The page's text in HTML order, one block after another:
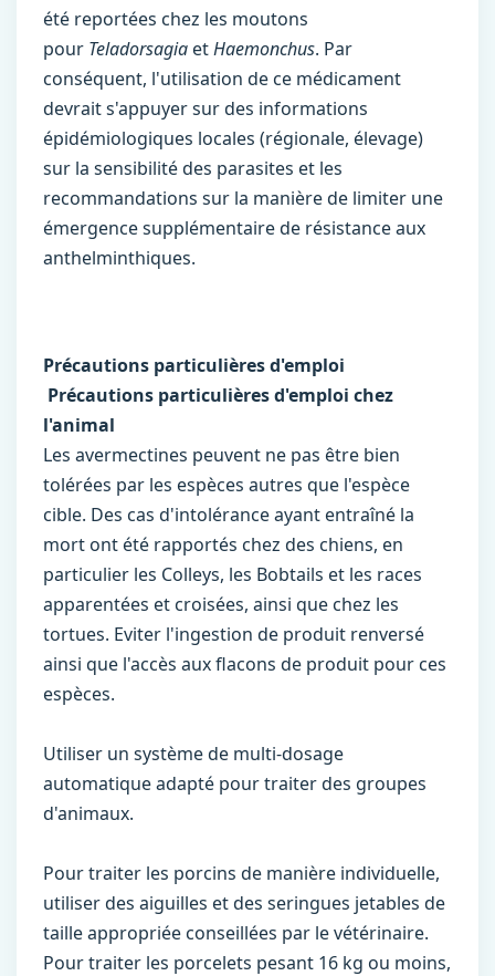
été reportées chez les moutons
pour Teladorsagia etHaemonchus. Par
conséquent, l'utilisation de ce médicament
devrait s'appuyer sur des informations
épidémiologiques locales (régionale, élevage)
sur la sensibilité des parasites et les
recommandations sur la manière de limiter une
émergence supplémentaire de résistance aux
anthelminthiques.
Précautions particulières d'emploi
Précautions particulières d'emploi chez
l'animal
Les avermectines peuvent ne pas être bien
tolérées par les espèces autres que l'espèce
cible. Des cas d'intolérance ayant entraîné la
mort ont été rapportés chez des chiens, en
particulier les Colleys, les Bobtails et les races
apparentées et croisées, ainsi que chez les
tortues. Eviter l'ingestion de produit renversé
ainsi que l'accès aux flacons de produit pour ces
espèces.
Utiliser un système de multi-dosage
automatique adapté pour traiter des groupes
d'animaux.
Pour traiter les porcins de manière individuelle,
utiliser des aiguilles et des seringues jetables de
taille appropriée conseillées par le vétérinaire.
Pour traiter les porcelets pesant 16 kg ou moins,